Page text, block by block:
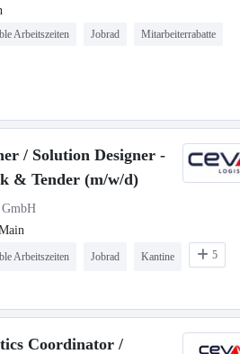
Arbeitszeiten Jobrad Mitarbeiterrabatte
/ Solution Designer -
& Tender (m/w/d)
Arbeitszeiten Jobrad Kantine 5
Coordinator /